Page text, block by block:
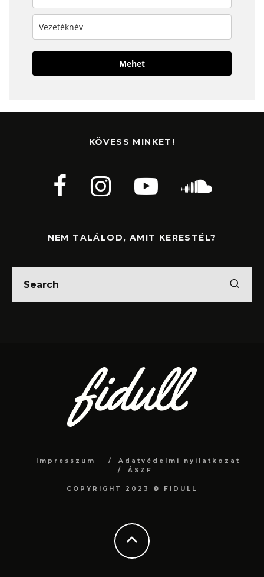
Mehet
KÖVESS MINKET!
NEM TALÁLOD, AMIT KERESTÉL?
Impresszum
Adatvédelmi nyilatkozat
ÁSZF
COPYRIGHT 2023 © FIDULL